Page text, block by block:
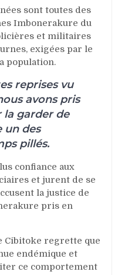
sont toutes des
Imbonerakure du
et militaires
exigées par le
population.
reprises vu
avons pris
la garder de
un des
pillés.
confiance aux
et jurent de se
la justice de
pris en
Cibitoke regrette que
endémique et
ce comportement